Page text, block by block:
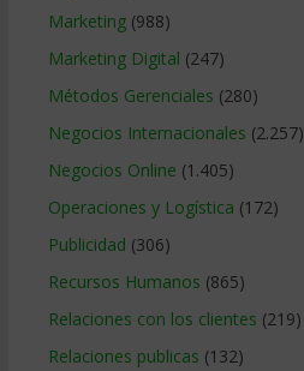
Marketing(988)
Marketing Digital (247)
Métodos Gerenciales (280)
Negocios Internacionales (2.257)
Negocios Online (1.405)
Operaciones y Logística (172)
Publicidad (306)
Recursos Humanos (865)
Relaciones con los clientes (219)
Relaciones publicas (132)